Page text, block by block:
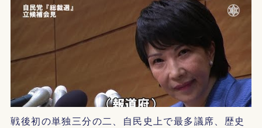
戦後初の単独三分の二、自民史上で最多議席、歴史